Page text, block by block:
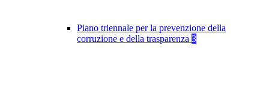
Piano triennale per la prevenzione della
corruzione e della trasparenza 3